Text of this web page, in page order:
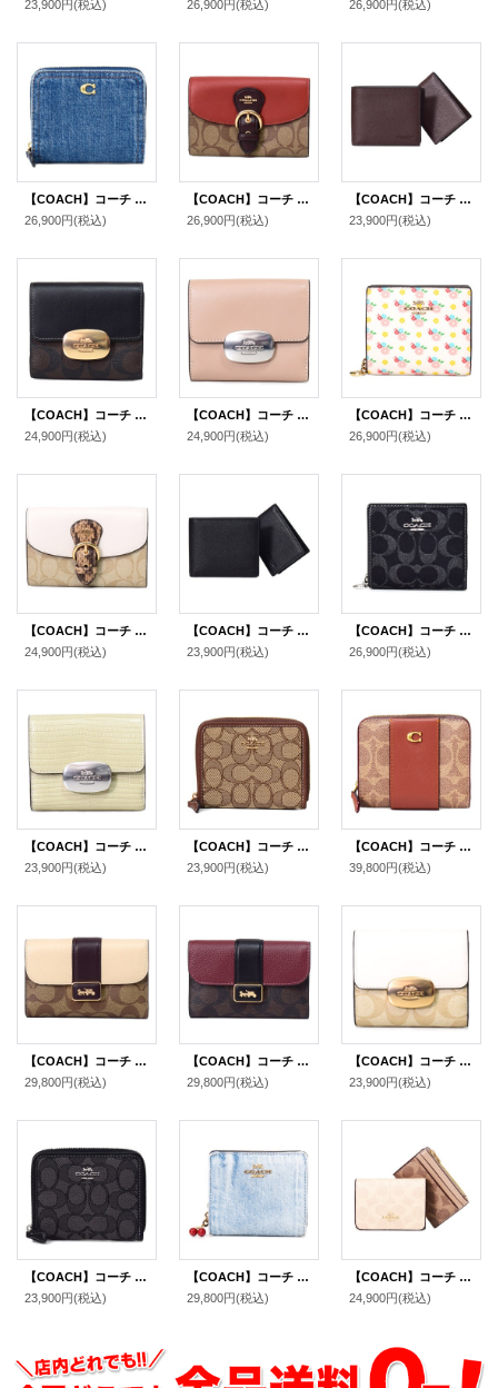
23,900円(税込) 26,900円(税込) 26,900円(税込)
【COACH】コーチ 財布 デニム レザー エッセンシャル ビルフォールド ロゴ スナップ ウォレット 二つ折り 財布 ディープブルー（日本未発売）
26,900円(税込)
【COACH】コーチ コーティングキャンバス レザー シグネチャー クリオ ミディアム ウォレット 二つ折り財布 カーキマルチ（日本未発売）
26,900円(税込)
【COACH】コーチ 財布 メンズ レザー ロゴ スリーインワン ウォレット コンパクト ID カードケース付き 2点セット 二つ折り財布 マホガニー（日本未発売）
23,900円(税込)
【COACH】コーチ コーティングキャンバス レザー シグネチャー スモール エライザ ロゴ ウォレット 二つ折り財布 ブラウン×ブラック〔日本未発売〕
24,900円(税込)
【COACH】コーチ カーフレザー スモール エライザ ロゴ ウォレット コンパクト 二つ折り財布 トープ〔日本未発売〕
24,900円(税込)
【COACH】コーチ 財布 二つ折り 花柄 レザー フローラル スナップ ミニ コンパクト ウォレット 財布 チャークマルチ（日本未発売）
26,900円(税込)
【COACH】コーチ コーティングキャンバス レザー シグネチャー スネーク パイソン クリオ ミディアム ウォレット 二つ折り財布 ライトカーキチャークマルチ（日本未発売）
24,900円(税込)
【COACH】コーチ 財布 メンズ レザー ロゴ スリーインワン ウォレット コンパクト ID カードケース付き 2点セット 二つ折り財布 ブラック（日本未発売）
23,900円(税込)
【COACH】コーチ 財布 デニム レザー シグネチャー ロゴ コンパクト スナップ ウォレット 二つ折り 財布 ブラック（日本未発売）
26,900円(税込)
【COACH】コーチ リザード レザー 型押し スモール エライザ ロゴ ウォレット コンパクト 二つ折り財布 ペールグリーン〔日本未発売〕
23,900円(税込)
【COACH】コーチ ジャガード レザー シグネチャー ロゴ スモール ジップ アラウンド ウォレット 二つ折り 財布 カーキ×サドルマルチ〔日本未発売〕
23,900円(税込)
【COACH】コーチ 財布 コーティングキャンバス レザー シグネチャー カラーブラック ビルフォールド ロゴ スナップ ウォレット 二つ折り 財布 タンキャラメル（日本未発売）
39,800円(税込)
【COACH】コーチ コーティングキャンバス レザー シグネチャー グレース ミディアム ウォレット フラップ 二つ折り財布 ライトカーキチャークマルチ（日本未発売）
29,800円(税込)
【COACH】コーチ コーティングキャンバス レザー シグネチャー グレース ミディアム ウォレット フラップ 二つ折り財布 ブラウンブラックマルチ（日本未発売）
29,800円(税込)
【COACH】コーチ コーティングキャンバス レザー シグネチャー スモール エライザ ロゴ ウォレット 二つ折り財布 ライトカーキ×チャーク【訳あり】〔日本未発売〕
23,900円(税込)
【COACH】コーチ ジャガード レザー シグネチャー ロゴ スモール ジップ アラウンド ウォレット 二つ折り 財布 ブラックスモークブラックマルチ〔日本未発売〕
23,900円(税込)
【COACH】コーチ 財布 デニム さくらんぼ レザー ロゴ チャーム コンパクト スナップ ウォレット 二つ折り 財布 ライトインディゴ（日本未発売）
29,800円(税込)
【COACH】コーチ 財布 カードケース付き コーティングキャンバス レザー シグネチャー ブロックド ウォレット コンパクト 三つ折り財布 サンド×タン（日本未発売）
24,900円(税込)